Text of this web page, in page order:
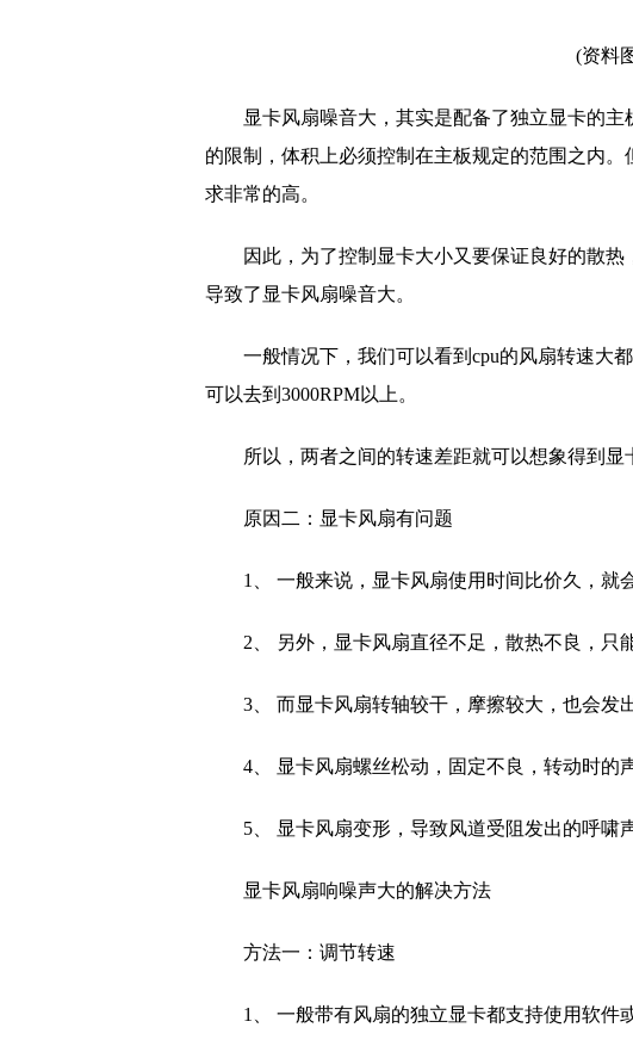
(资料
显卡风扇噪音大，其实是配备了独立显卡的主
的限制，体积上必须控制在主板规定的范围之内。
求非常的高。
因此，为了控制显卡大小又要保证良好的散
导致了显卡风扇噪音大。
一般情况下，我们可以看到cpu的风扇转速大
可以去到3000RPM以上。
所以，两者之间的转速差距就可以想象得到显
原因二：显卡风扇有问题
1、 一般来说，显卡风扇使用时间比价久，就
2、 另外，显卡风扇直径不足，散热不良，只
3、 而显卡风扇转轴较干，摩擦较大，也会发
4、 显卡风扇螺丝松动，固定不良，转动时的
5、 显卡风扇变形，导致风道受阻发出的呼啸声
显卡风扇响噪声大的解决方法
方法一：调节转速
1、 一般带有风扇的独立显卡都支持使用软件